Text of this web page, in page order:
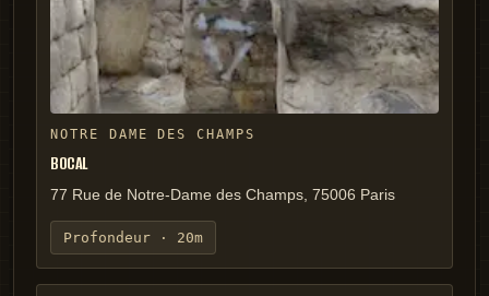
NOTRE DAME DES CHAMPS
BOCAL
77 Rue de Notre-Dame des Champs, 75006 Paris
Profondeur · 20m